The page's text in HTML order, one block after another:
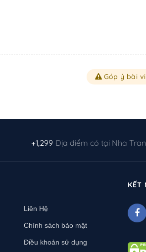
Góp ý bài
+1,299 Địa điểm có tại Nha
Liên Hệ
Chính sách bảo mật
Điều khoản sử dụng
KẾT